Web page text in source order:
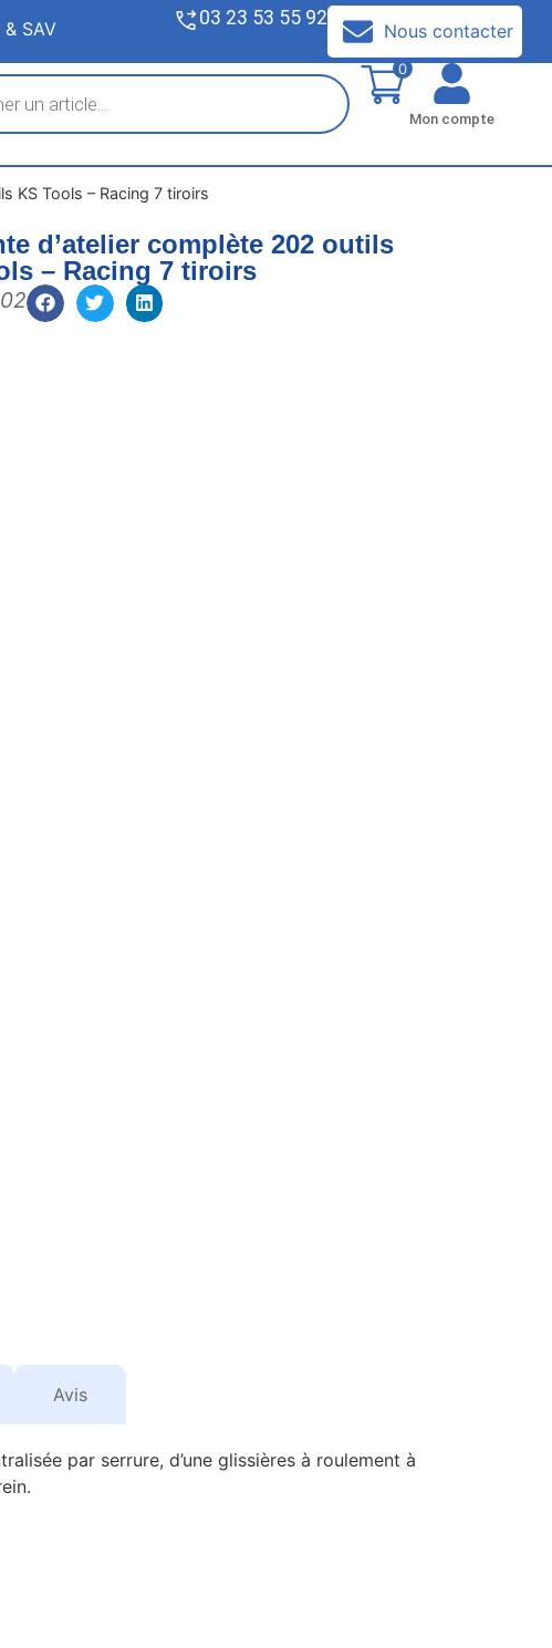
SAV 03 23 53 55 92
Nous contacter
0
Mon compte
KS Tools – Racing 7 tiroirs
d’atelier complète 202 outils
– Racing 7 tiroirs
Avis
par serrure, d’une glissières à roulement à